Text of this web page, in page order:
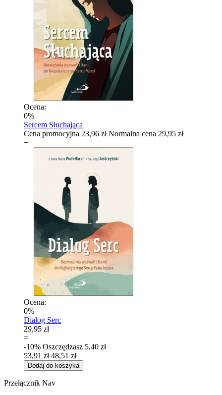
Ocena:
0%
Sercem Słuchająca
Cena promocyjna 23,96 zł Normalna cena 29,95 zł
+
Ocena:
0%
Dialog Serc
29,95 zł
=
-10% Oszczędzasz 5,40 zł
53,91 zł 48,51 zł
Dodaj do koszyka
Przełącznik Nav